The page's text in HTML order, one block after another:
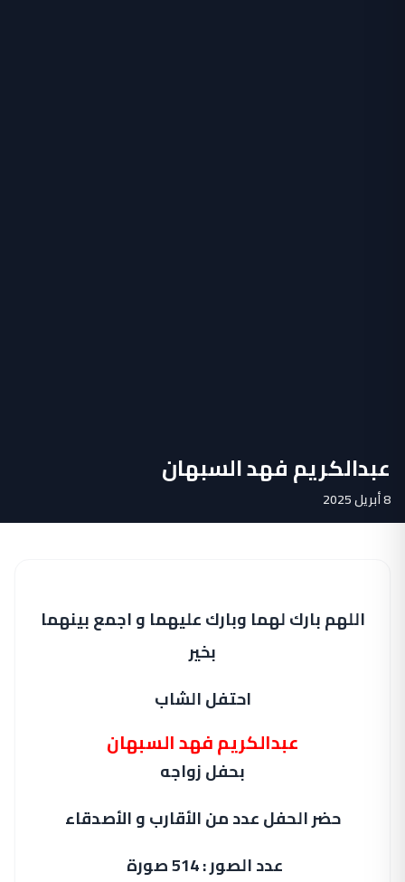
عبدالكريم فهد السبهان
8 أبريل 2025
اللهم بارك لهما وبارك عليهما و اجمع بينهما
بخير
احتفل الشاب
عبدالكريم فهد السبهان
بحفل زواجه
حضر الحفل عدد من الأقارب و الأصدقاء
عدد الصور : 514 صورة